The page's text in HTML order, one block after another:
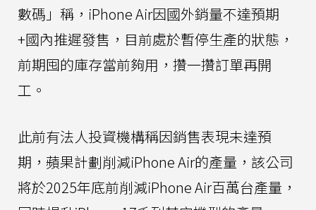
數碼」稱，iPhone Air因國外銷量不達預期
+國內推遲發售，目前處於暫停生產的狀態，
前期囤的庫存當前夠用，攢一攢訂單再開
工。
此前有法人投資機構稱因銷售表現未達預
期，蘋果計劃削減iPhone Air的產量，該公司
將於2025年底前削減iPhone Air百萬台產量，